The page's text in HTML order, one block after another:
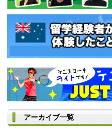
アーカイブ一覧